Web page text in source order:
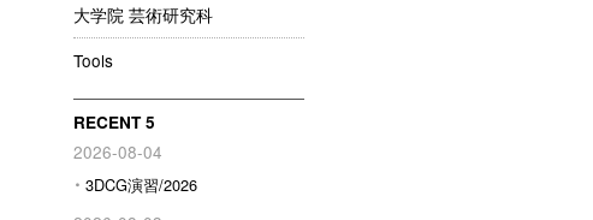
大学院 芸術研究科
Tools
RECENT 5
2026-08-04
3DCG演習/2026